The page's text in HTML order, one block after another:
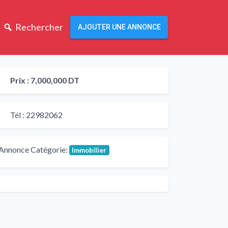
Rechercher AJOUTER UNE ANNONCE
Prix : 7,000,000 DT
Tél : 22982062
Catégorie: Immobilier